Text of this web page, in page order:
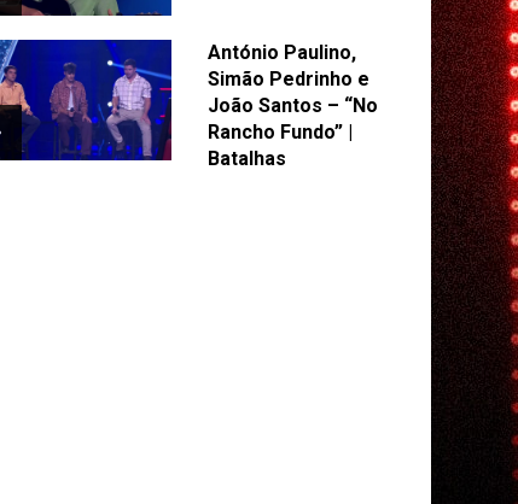
António Paulino,
Simão Pedrinho e
João Santos – “No
Rancho Fundo” |
Batalhas